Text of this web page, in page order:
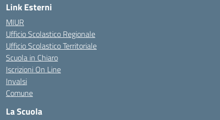
Link Esterni
MIUR
Ufficio Scolastico Regionale
Ufficio Scolastico Territoriale
Scuola in Chiaro
Iscrizioni On Line
Invalsi
Comune
La Scuola